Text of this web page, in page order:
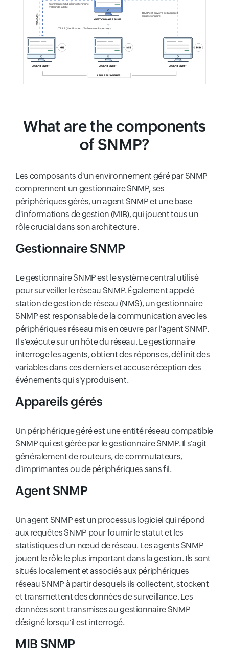
What are the components
of SNMP?
Les composants d'un environnement géré par SNMP
comprennent un gestionnaire SNMP, ses
périphériques gérés, un agent SNMP et une base
d'informations de gestion (MIB), qui jouent tous un
rôle crucial dans son architecture.
Gestionnaire SNMP
Le gestionnaire SNMP est le système central utilisé
pour surveiller le réseau SNMP. Également appelé
station de gestion de réseau (NMS), un gestionnaire
SNMP est responsable de la communication avec les
périphériques réseau mis en œuvre par l'agent SNMP.
Il s'exécute sur un hôte du réseau. Le gestionnaire
interroge les agents, obtient des réponses, définit des
variables dans ces derniers et accuse réception des
événements qui s'y produisent.
Appareils gérés
Un périphérique géré est une entité réseau compatible
SNMP qui est gérée par le gestionnaire SNMP. Il s'agit
généralement de routeurs, de commutateurs,
d'imprimantes ou de périphériques sans fil.
Agent SNMP
Un agent SNMP est un processus logiciel qui répond
aux requêtes SNMP pour fournir le statut et les
statistiques d'un nœud de réseau. Les agents SNMP
jouent le rôle le plus important dans la gestion. Ils sont
situés localement et associés aux périphériques
réseau SNMP à partir desquels ils collectent, stockent
et transmettent des données de surveillance. Les
données sont transmises au gestionnaire SNMP
désigné lorsqu'il est interrogé.
MIB SNMP